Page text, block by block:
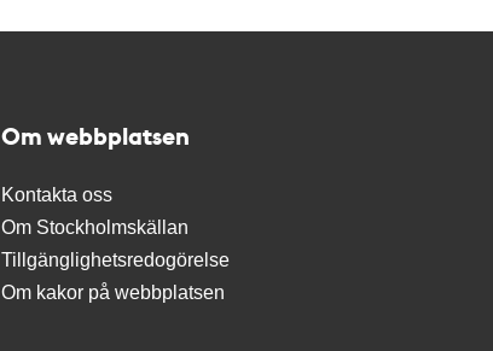
Om webbplatsen
Kontakta oss
Om Stockholmskällan
Tillgänglighetsredogörelse
Om kakor på webbplatsen